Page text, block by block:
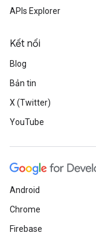
APIs Explorer
Kết nối
Blog
Bản tin
X (Twitter)
YouTube
Android
Chrome
Firebase